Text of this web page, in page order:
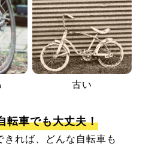
古い
転車でも大丈夫！
きれば、どんな自転車も